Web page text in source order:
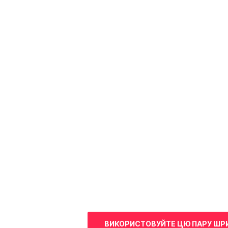
ВИКОРИСТОВУЙТЕ ЦЮ ПАРУ